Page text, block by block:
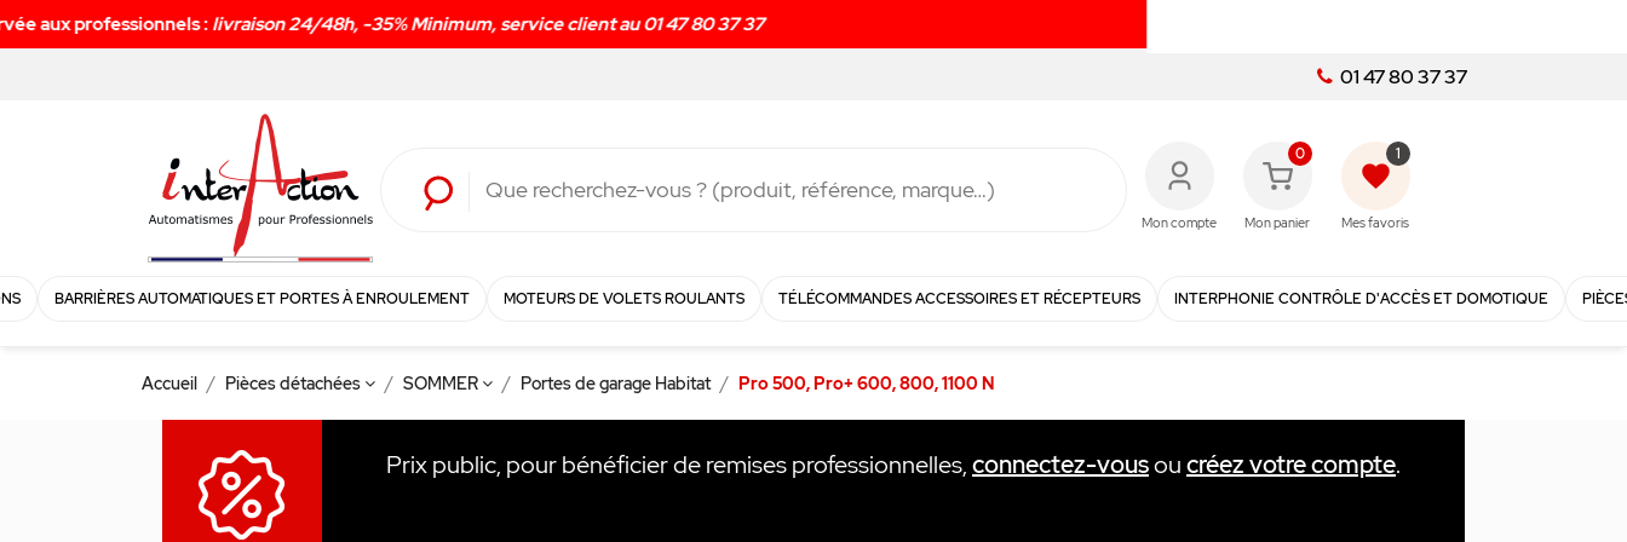
Livraison rapide en
01 47 80 37 37
Mon compte
0
Mon panier
favorite
1
Mes favoris
BARRIÈRES AUTOMATIQUES ET PORTES À ENROULEMENT MOTEURS DE VOLETS ROULANTS TÉLÉCOMMANDES ACCESSOIRES ET RÉCEPTEURS INTERPHONIE CONTRÔLE D'ACCÈS ET DOMOTIQUE
Accueil Pièces détachées SOMMER Portes de garage Habitat Pro 500, Pro+ 600, 800, 1100 N
Prix public, pour bénéficier de remises professionnelles,connectez-vousoucréez votre compte.